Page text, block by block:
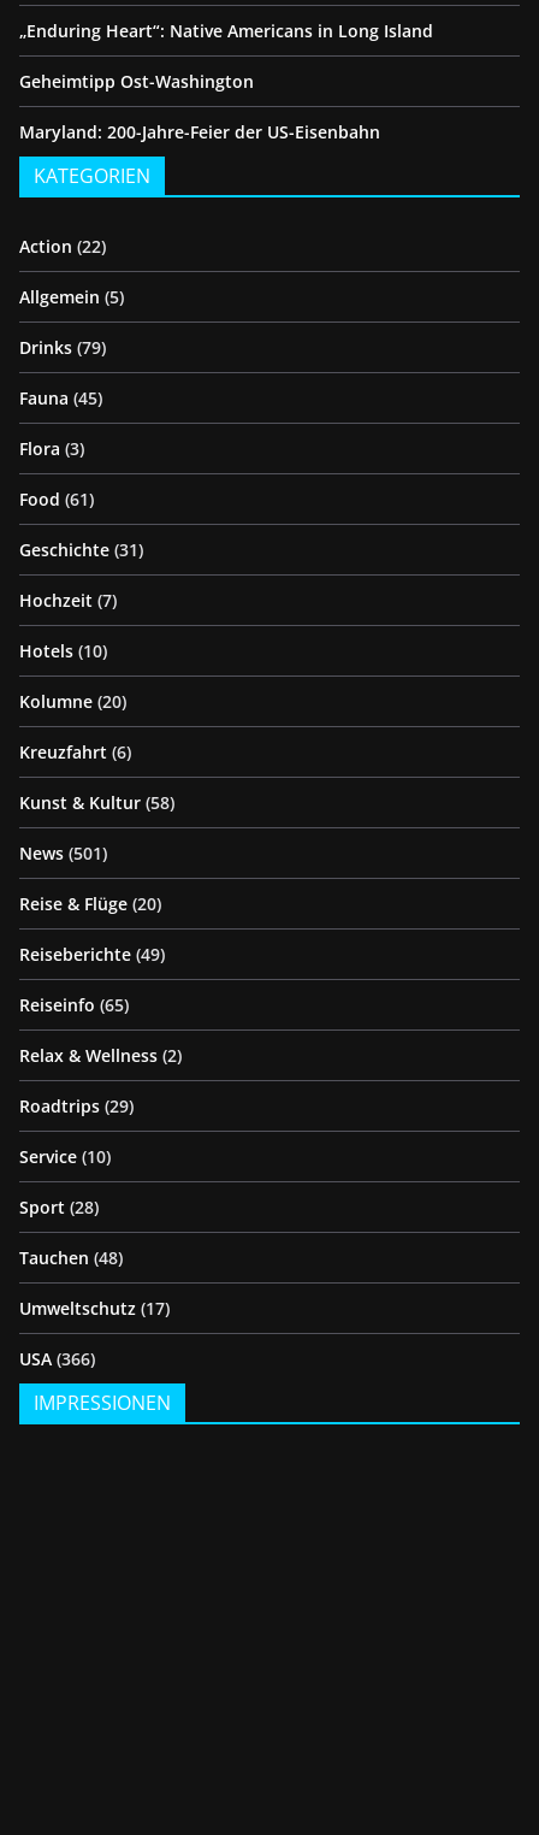
„Enduring Heart“: Native Americans in Long Island
Geheimtipp Ost-Washington
Maryland: 200-Jahre-Feier der US-Eisenbahn
KATEGORIEN
Action (22)
Allgemein (5)
Drinks (79)
Fauna (45)
Flora (3)
Food (61)
Geschichte (31)
Hochzeit (7)
Hotels (10)
Kolumne (20)
Kreuzfahrt (6)
Kunst & Kultur (58)
News (501)
Reise & Flüge (20)
Reiseberichte (49)
Reiseinfo (65)
Relax & Wellness (2)
Roadtrips (29)
Service (10)
Sport (28)
Tauchen (48)
Umweltschutz (17)
USA (366)
IMPRESSIONEN